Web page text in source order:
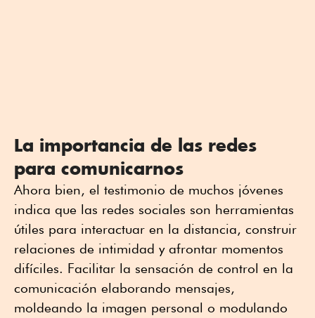
La importancia de las redes
para comunicarnos
Ahora bien, el testimonio de muchos jóvenes
indica que las redes sociales son herramientas
útiles para interactuar en la distancia, construir
relaciones de intimidad y afrontar momentos
difíciles. Facilitar la sensación de control en la
comunicación elaborando mensajes,
moldeando la imagen personal o modulando